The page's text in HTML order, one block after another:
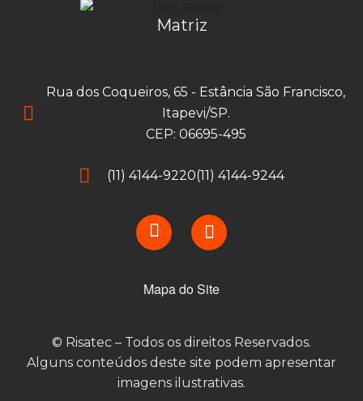
Matriz
Rua dos Coqueiros, 65 - Estância São Francisco,
Itapevi/SP.
CEP: 06695-495
(11) 4144-9220(11) 4144-9244
Mapa do Site
© Risatec – Todos os direitos Reservados.
Alguns conteúdos deste site podem apresentar
imagens ilustrativas.